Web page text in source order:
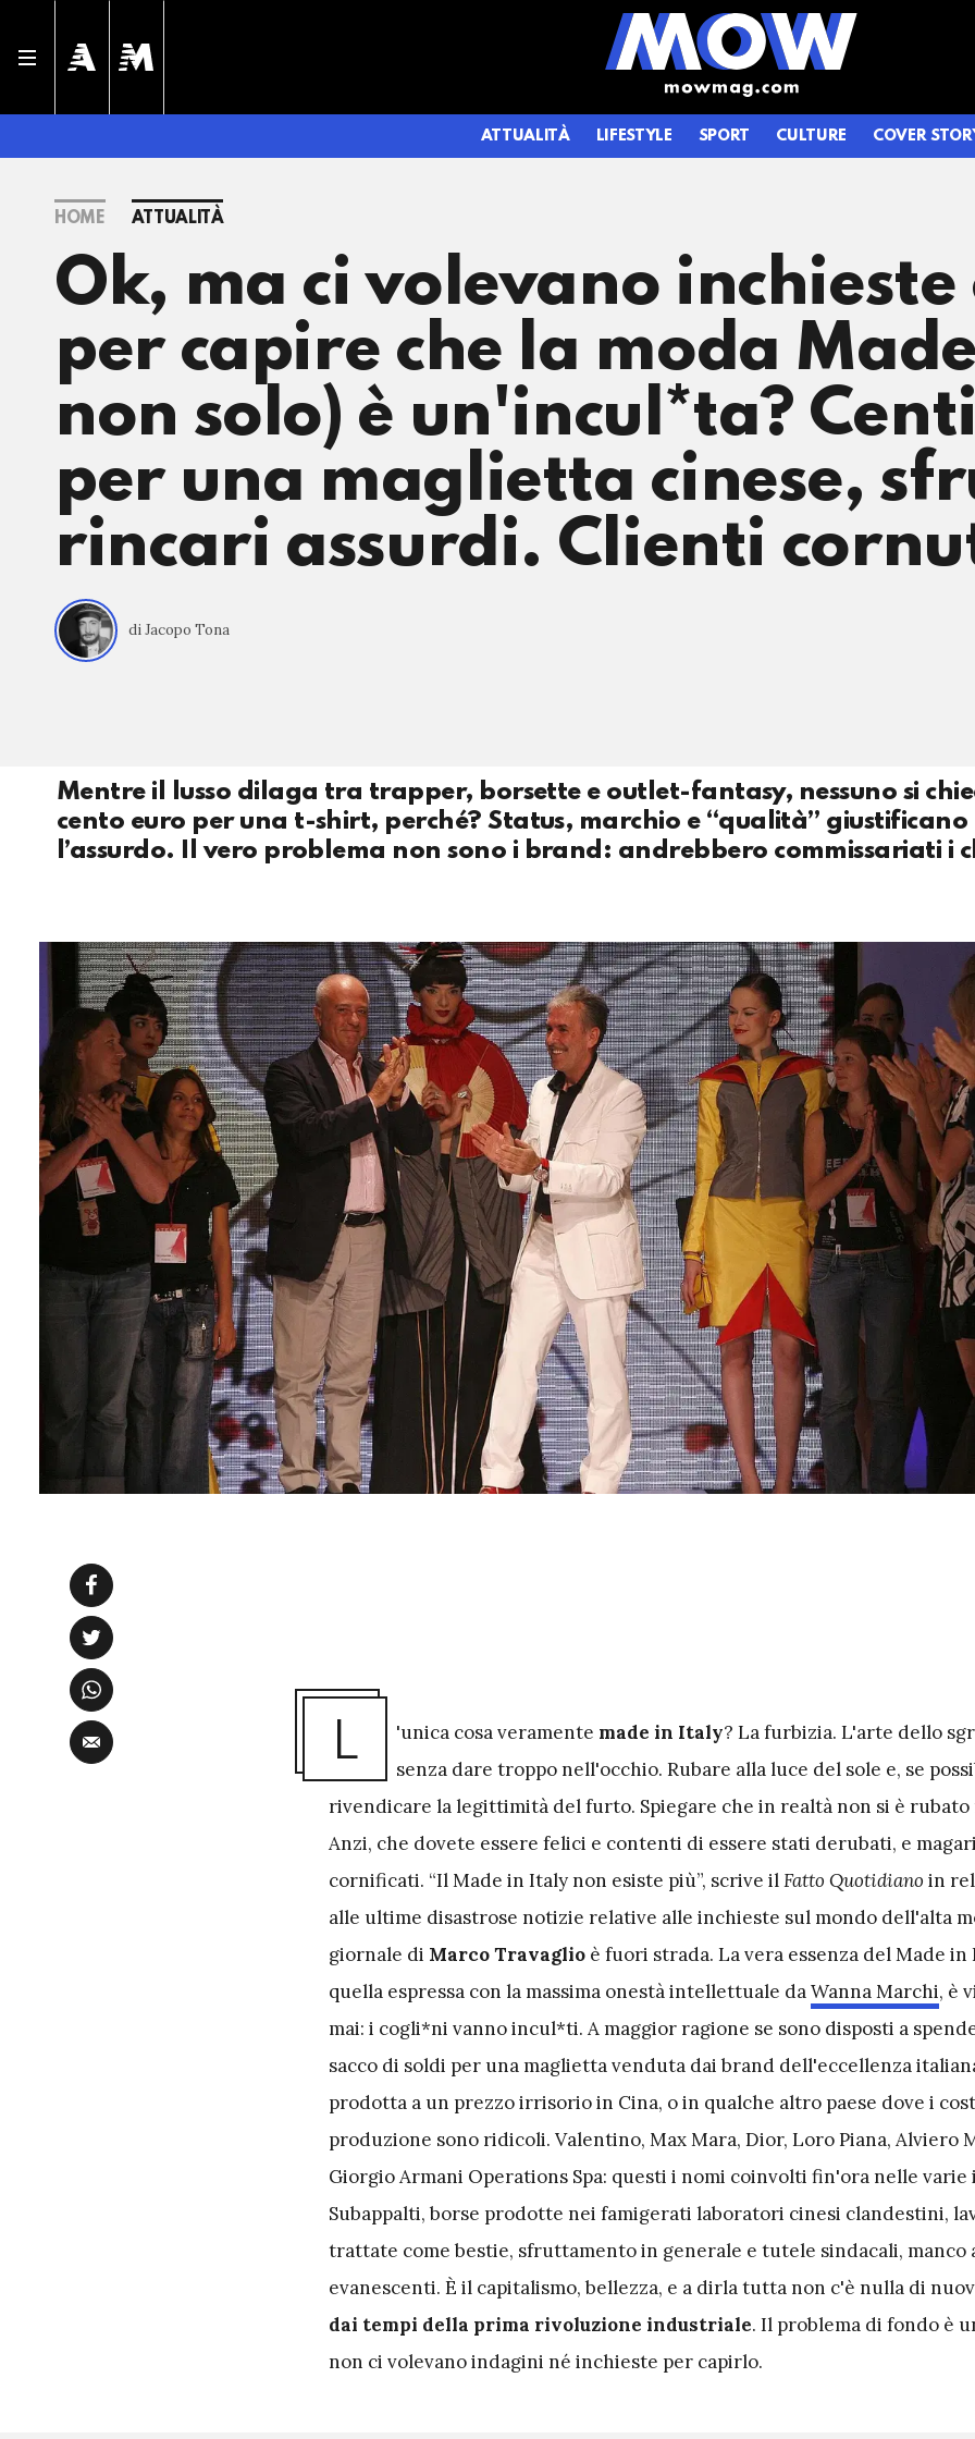
ATTUALITÀ LIFESTYLE SPORT CULTURE COVER
HOME ATTUALITÀ
Ok, ma ci volevano
per capire che la moda
non solo) è un'incul*ta?
per una maglietta cinese,
rincari assurdi. Clienti
di Jacopo Tona
Mentre il lusso dilaga tra trapper, borsette e outlet-fantasy, nessuno si
cento euro per una t-shirt, perché? Status, marchio e “qualità” giustificano
l’assurdo. Il vero problema non sono i brand: andrebbero commissariati i
L 'unica cosa veramente made in Italy? La furbizia. L'arte dello
senza dare troppo nell'occhio. Rubare alla luce del sole e, se
rivendicare la legittimità del furto. Spiegare che in realtà non si è rubato
Anzi, che dovete essere felici e contenti di essere stati derubati, e
cornificati. “Il Made in Italy non esiste più”, scrive ilFatto Quotidiano in
alle ultime disastrose notizie relative alle inchieste sul mondo dell'alta
giornale di MarcoTravaglio è fuori strada. La vera essenza del Made in
quella espressa con la massima onestà intellettuale daWanna Marchi, è
mai: i cogli*ni vanno incul*ti. A maggior ragione se sono disposti a
sacco di soldi per una maglietta venduta dai brand dell'eccellenza
prodotta a un prezzo irrisorio in Cina, o in qualche altro paese dove i
produzione sono ridicoli. Valentino, Max Mara, Dior, Loro Piana, Alviero
Giorgio Armani Operations Spa: questi i nomi coinvolti fin'ora nelle varie
Subappalti, borse prodotte nei famigerati laboratori cinesi clandestini,
trattate come bestie, sfruttamento in generale e tutele sindacali, manco
evanescenti. È il capitalismo, bellezza, e a dirla tutta non c'è nulla di
dai tempi della prima rivoluzione industriale. Il problema di fondo è
non ci volevano indagini né inchieste per capirlo.